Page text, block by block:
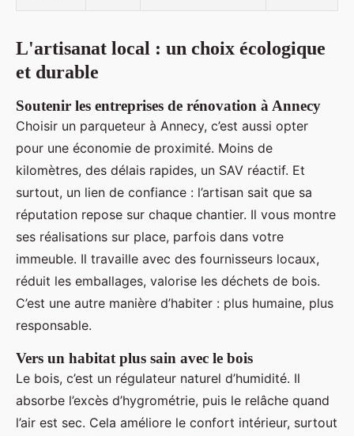
L'artisanat local : un choix écologique
et durable
Soutenir les entreprises de rénovation à Annecy
Choisir un parqueteur à Annecy, c’est aussi opter
pour une économie de proximité. Moins de
kilomètres, des délais rapides, un SAV réactif. Et
surtout, un lien de confiance : l’artisan sait que sa
réputation repose sur chaque chantier. Il vous montre
ses réalisations sur place, parfois dans votre
immeuble. Il travaille avec des fournisseurs locaux,
réduit les emballages, valorise les déchets de bois.
C’est une autre manière d’habiter : plus humaine, plus
responsable.
Vers un habitat plus sain avec le bois
Le bois, c’est un régulateur naturel d’humidité. Il
absorbe l’excès d’hygrométrie, puis le relâche quand
l’air est sec. Cela améliore le confort intérieur, surtout